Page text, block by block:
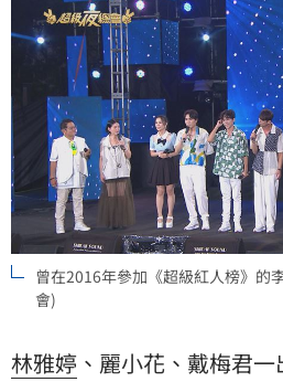
曾在2016年參加《超級紅人榜》的
會)
林雅婷 、麗小花、戴梅君